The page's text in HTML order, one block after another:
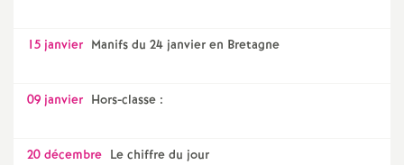
15 janvier Manifs du 24 janvier en Bretagne
09 janvier Hors-classe :
20 décembre Le chiffre du jour